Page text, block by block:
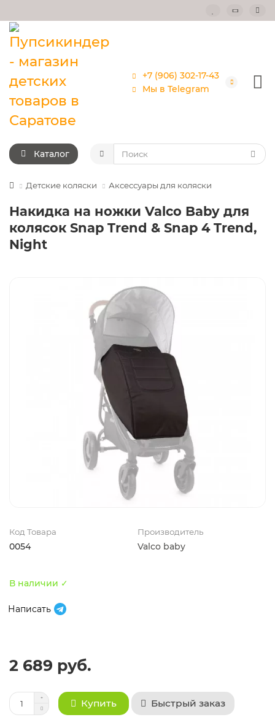
+7 (906) 302-17-43
Мы в Telegram
Каталог
Детские коляски Аксессуары для коляски
Накидка на ножки Valco Baby для
колясок Snap Trend & Snap 4 Trend,
Night
Код Товара
0054
Производитель
Valco baby
В наличии ✓
Написать
2 689 руб.
Купить Быстрый заказ